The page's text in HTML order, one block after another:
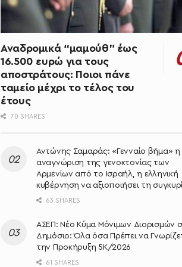
Αναδρομικά “μαμούθ” έως
16.500 ευρώ για τους
αποστράτους: Ποιοι πάνε
ταμείο μέχρι το τέλος του
έτους
70 SHARES
Αντώνης Σαμαράς: «Γενναίο βήμα» η
αναγνώριση της γενοκτονίας των
Αρμενίων από το Ισραήλ, η ελληνική
κυβέρνηση να αξιοποιήσει τη
63 SHARES
ΑΣΕΠ: Νέο Κύμα Μόνιμων Διορισμών
Δημόσιο: Όλα όσα Πρέπει να
την Προκήρυξη 5Κ/2026
61 SHARES